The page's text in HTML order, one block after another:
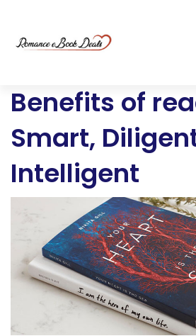
Benefits of
Smart,
Intelligent